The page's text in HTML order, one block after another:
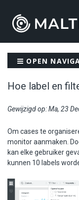
OPEN
Hoe label en
Gewijzigd op: Ma, 23
Om cases te
monitor aanmaken.
kan elke gebruiker
kunnen 10 labels